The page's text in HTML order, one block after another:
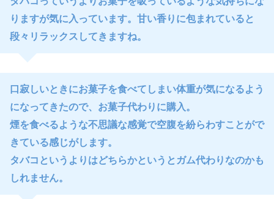
りますが気に入っています。甘い香りに包まれていると
段々リラックスしてきますね。
口寂しいときにお菓子を食べてしまい体重が気になるよう
になってきたので、お菓子代わりに購入。
煙を食べるような不思議な感覚で空腹を紛らわすことがで
きている感じがします。
タバコというよりはどちらかというとガム代わりなのかも
しれません。